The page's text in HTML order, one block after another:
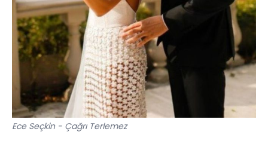
Ece Seçkin - Çağrı Terlemez